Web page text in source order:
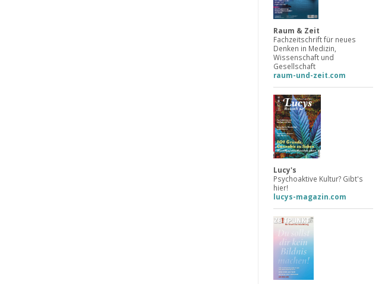
Raum & Zeit
Fachzeitschrift für neues
Denken in Medizin,
Wissenschaft und
Gesellschaft
raum-und-zeit.com
Lucy's
Psychoaktive Kultur? Gibt's
hier!
lucys-magazin.com